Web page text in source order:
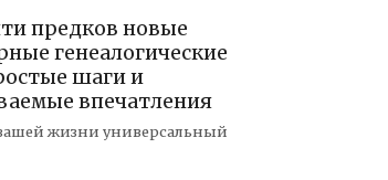
предков новые
генеалогические
шаги и
впечатления
жизни универсальный